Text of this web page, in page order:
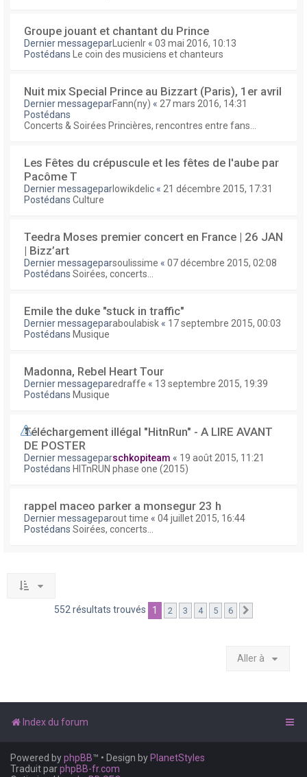
Groupe jouant et chantant du Prince
Dernier messagepar Lucienlr « 03 mai 2016, 10:13
Postédans
Le coin des musiciens et chanteurs
Nuit mix Special Prince au Bizzart (Paris), 1er avril
Dernier messageparFann(ny) « 27 mars 2016, 14:31
Postédans
Concerts & Soirées Princières, rencontres entre fans...
Les Fêtes du crépuscule et les fêtes de l'aube par
Pacôme T
Dernier messageparlowikdelic « 21 décembre 2015, 17:31
Postédans Culture
Teedra Moses premier concert en France | 26 JAN
| Bizz’art
Dernier messageparsoulissime « 07 décembre 2015, 02:08
Postédans Soirées, concerts...
Emile the duke "stuck in traffic"
Dernier messageparaboulabisk « 17 septembre 2015, 00:03
Postédans Musique
Madonna, Rebel Heart Tour
Dernier messageparedraffe « 13 septembre 2015, 19:39
Postédans Musique
Téléchargement illégal "HitnRun" - A LIRE AVANT
DE POSTER
Dernier messageparschkopiteam « 19 août 2015, 11:21
Postédans HITnRUN phase one (2015)
rappel maceo parker a monsegur 23 h
Dernier messageparout time « 04 juillet 2015, 16:44
Postédans Soirées, concerts...
552 résultats trouvés 1 2 3 4 5 6
Aller à
Index du forum
Powered byphpBB™ • Design by PlanetStyles
Traduit parphpBB-fr.com